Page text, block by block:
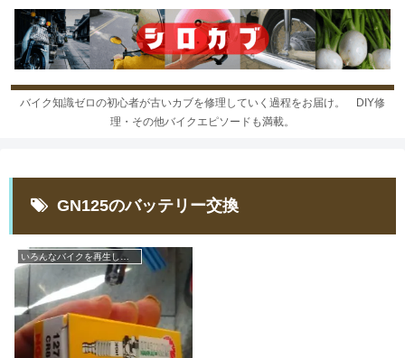
バイク知識ゼロの初心者が古いカブを修理していく過程をお届け。 DIY修
理・その他バイクエピソードも満載。
GN125のバッテリー交換
いろんなバイクを再生しよう